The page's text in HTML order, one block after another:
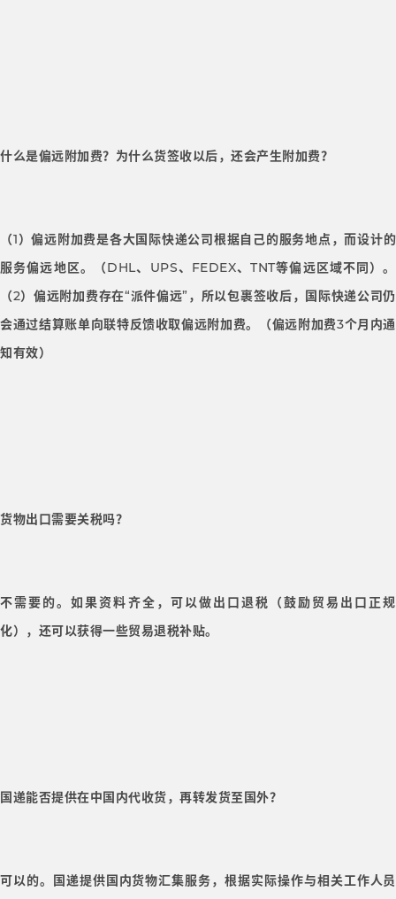
什么是偏远附加费？为什么货签收以后，还会产生附加费？
（1）偏远附加费是各大国际快递公司根据自己的服务地点，而设计的
服务偏远地区。（DHL、UPS、FEDEX、TNT等偏远区域不同）。
（2）偏远附加费存在“派件偏远”，所以包裹签收后，国际快递公司仍
会通过结算账单向联特反馈收取偏远附加费。（偏远附加费3个月内通
知有效）
货物出口需要关税吗？
不需要的。如果资料齐全，可以做出口退税（鼓励贸易出口正规
化），还可以获得一些贸易退税补贴。
国递能否提供在中国内代收货，再转发货至国外？
可以的。国递提供国内货物汇集服务，根据实际操作与相关工作人员